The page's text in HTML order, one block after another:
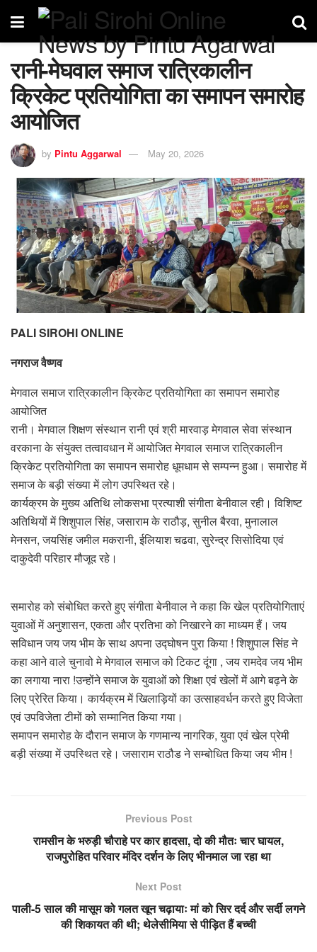
रानी-मेघवाल समाज रात्रिकालीन
क्रिकेट प्रतियोगिता का समापन समारोह
आयोजित
by Pintu Aggarwal May 20, 2026
PALI SIROHI ONLINE
नगराज वैष्णव
मेगवाल समाज रात्रिकालीन क्रिकेट प्रतियोगिता का समापन समारोह
आयोजित
रानी। मेगवाल शिक्षण संस्थान रानी एवं श्री मारवाड़ मेगवाल सेवा संस्थान
वरकाना के संयुक्त तत्वावधान में आयोजित मेगवाल समाज रात्रिकालीन
क्रिकेट प्रतियोगिता का समापन समारोह धूमधाम से सम्पन्न हुआ। समारोह में
समाज के बड़ी संख्या में लोग उपस्थित रहे।
कार्यक्रम के मुख्य अतिथि लोकसभा प्रत्याशी संगीता बेनीवाल रही। विशिष्ट
अतिथियों में शिशुपाल सिंह, जसाराम के राठौड़, सुनील बैरवा, मुनालाल
मेनसन, जयसिंह जमील मकरानी, ईलियाश चढवा, सुरेन्द्र सिसोदिया एवं
दाकुदेवी परिहार मौजूद रहे।
समारोह को संबोधित करते हुए संगीता बेनीवाल ने कहा कि खेल प्रतियोगिताएं
युवाओं में अनुशासन, एकता और प्रतिभा को निखारने का माध्यम हैं। जय
सविधान जय जय भीम के साथ अपना उद्घोषन पुरा किया ! शिशुपाल सिंह ने
कहा आने वाले चुनावो मे मेगवाल समाज को टिकट दूंगा , जय रामदेव जय भीम
का लगाया नारा !उन्होंने समाज के युवाओं को शिक्षा एवं खेलों में आगे बढ़ने के
लिए प्रेरित किया। कार्यक्रम में खिलाड़ियों का उत्साहवर्धन करते हुए विजेता
एवं उपविजेता टीमों को सम्मानित किया गया।
समापन समारोह के दौरान समाज के गणमान्य नागरिक, युवा एवं खेल प्रेमी
बड़ी संख्या में उपस्थित रहे। जसाराम राठौड ने सम्बोधित किया जय भीम !
Previous Post
रामसीन के भरुड़ी चौराहे पर कार हादसा, दो की मौतः चार घायल,
राजपुरोहित परिवार मंदिर दर्शन के लिए भीनमाल जा रहा था
Next Post
पाली-5 साल की मासूम को गलत खून चढ़ायाः मां को सिर दर्द और सर्दी लगने
की शिकायत की थी; थेलेसीमिया से पीड़ित हैं बच्ची